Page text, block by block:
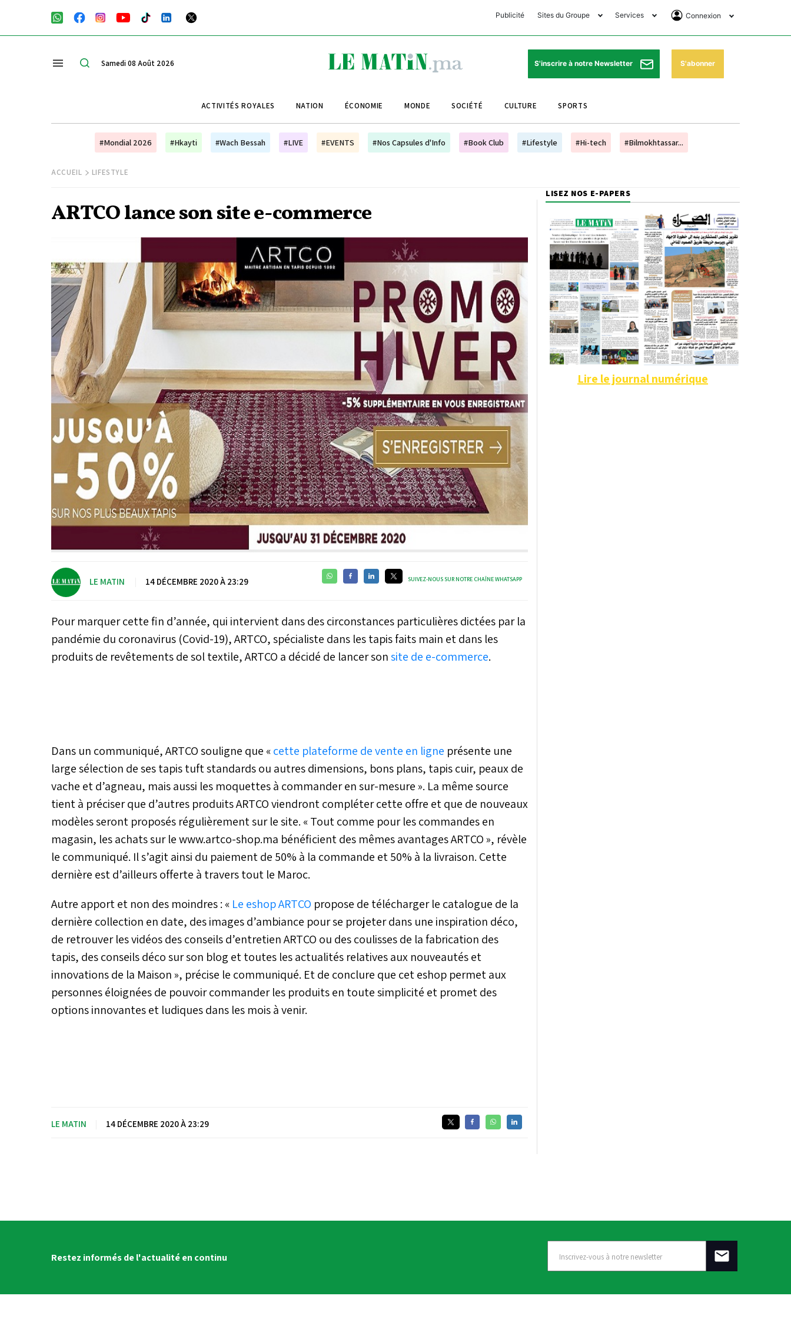
Publicité Sites du Groupe
Club Avantages
Le Matin Sports
Le Matin Store
Le Matin Annonces
Morocco Today Forum
Bookclub
Services
Horaires de prières
Pharmacies de garde
Programme TV
Cinéma
Connexion
Se Connecter
Abonnement
Samedi 08 Août 2026 S'inscrire à notre Newsletter S'abonner
ACTIVITÉS ROYALES NATION ÉCONOMIE MONDE SOCIÉTÉ CULTURE SPORTS
#Mondial 2026 #Hkayti #Wach Bessah #LIVE #EVENTS #Nos Capsules d'Info #Book Club #Lifestyle #Hi-tech #Bilmokhtassar...
ACCUEIL LIFESTYLE
ARTCO lance son site e-commerce
LE MATIN 14 DÉCEMBRE 2020 À 23:29 SUIVEZ-NOUS SUR NOTRE CHAÎNE WHATSAPP
Pour marquer cette fin d’année, qui intervient dans des circonstances particulières dictées par la
pandémie du coronavirus (Covid-19), ARTCO, spécialiste dans les tapis faits main et dans les
produits de revêtements de sol textile, ARTCO a décidé de lancer sonsite de e-commerce.
Dans un communiqué, ARTCO souligne que «cette plateforme de vente en ligne présente une
large sélection de ses tapis tuft standards ou autres dimensions, bons plans, tapis cuir, peaux de
vache et d’agneau, mais aussi les moquettes à commander en sur-mesure ». La même source
tient à préciser que d’autres produits ARTCO viendront compléter cette offre et que de nouveaux
modèles seront proposés régulièrement sur le site. « Tout comme pour les commandes en
magasin, les achats sur le www.artco-shop.ma bénéficient des mêmes avantages ARTCO », révèle
le communiqué. Il s’agit ainsi du paiement de 50% à la commande et 50% à la livraison. Cette
dernière est d’ailleurs offerte à travers tout le Maroc.
Autre apport et non des moindres : « Le eshop ARTCO propose de télécharger le catalogue de la
dernière collection en date, des images d’ambiance pour se projeter dans une inspiration déco,
de retrouver les vidéos des conseils d’entretien ARTCO ou des coulisses de la fabrication des
tapis, des conseils déco sur son blog et toutes les actualités relatives aux nouveautés et
innovations de la Maison », précise le communiqué. Et de conclure que cet eshop permet aux
personnes éloignées de pouvoir commander les produits en toute simplicité et promet des
options innovantes et ludiques dans les mois à venir.
LE MATIN 14 DÉCEMBRE 2020 À 23:29
LISEZ NOS E-PAPERS
Lire le journal numérique
Restez informés de l'actualité en continu